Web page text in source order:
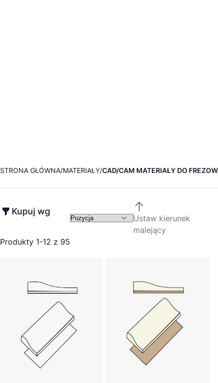
STRONA GŁÓWNA MATERIAŁY CAD/CAM MATERIAŁY DO
Kupuj wg
Produkty 1-12 z 95
Ustaw kierunek
malejący